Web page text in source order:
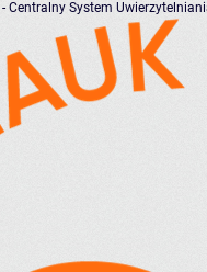
- Centralny System